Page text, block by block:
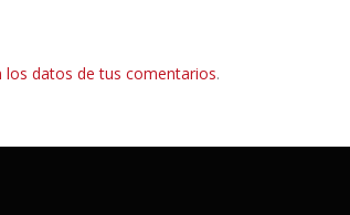
datos de tus comentarios.